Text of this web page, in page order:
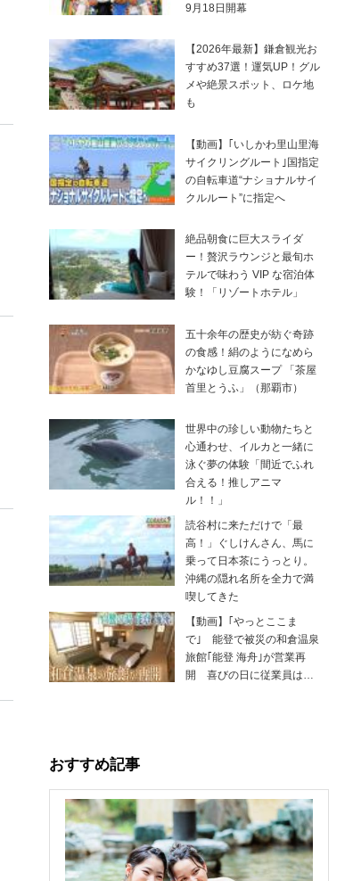
9月18日開幕
【2026年最新】鎌倉観光お
すすめ37選！運気UP！グル
メや絶景スポット、ロケ地
も
【動画】｢いしかわ里山里海
サイクリングルート｣国指定
の自転車道“ナショナルサイ
クルルート”に指定へ
絶品朝食に巨大スライダ
ー！贅沢ラウンジと最旬ホ
テルで味わう VIP な宿泊体
験！「リゾートホテル」
五十余年の歴史が紡ぐ奇跡
の食感！絹のようになめら
かなゆし豆腐スープ 「茶屋
首里とうふ」（那覇市）
世界中の珍しい動物たちと
心通わせ、イルカと一緒に
泳ぐ夢の体験「間近でふれ
合える！推しアニマ
ル！！」
読谷村に来ただけで「最
高！」ぐしけんさん、馬に
乗って日本茶にうっとり。
沖縄の隠れ名所を全力で満
喫してきた
【動画】｢やっとここま
で｣ 能登で被災の和倉温泉
旅館｢能登 海舟｣が営業再
開 喜びの日に従業員は…
おすすめ記事